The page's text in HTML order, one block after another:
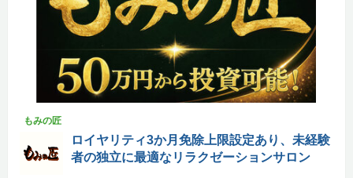
もみの匠
ロイヤリティ3か月免除上限設定あり、未経験
者の独立に最適なリラクゼーションサロン